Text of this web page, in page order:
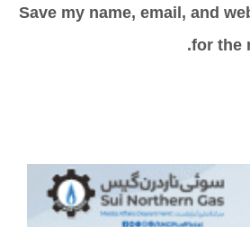
Save my name, email, and
for the